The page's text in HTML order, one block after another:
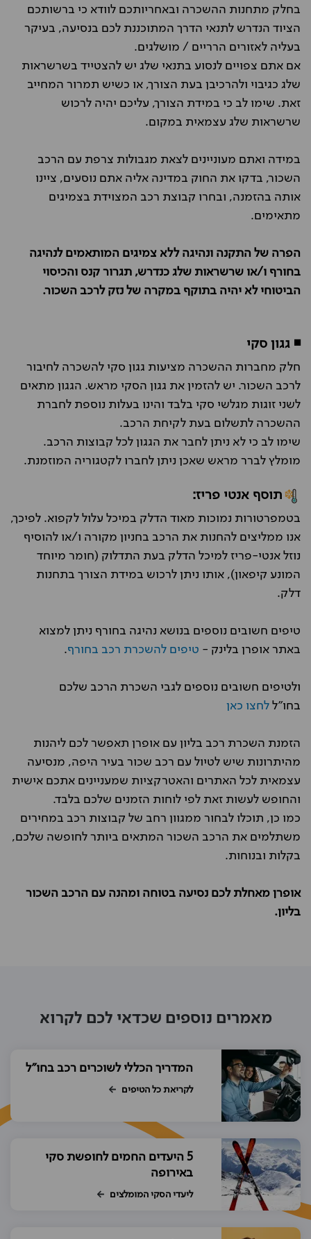
בחלק מתחנות ההשכרה ובאחריותכם לוודא כי ברשותכם
הציוד הנדרש לתנאי הדרך המתוכננת לכם בנסיעה, בעיקר
בעליה לאזורים הרריים / מושלגים.
אם אתם צפויים לנסוע בתנאי שלג יש להצטייד בשרשראות
שלג כגיבוי ולהרכיבן בעת הצורך, או כשיש תמרור המחייב
זאת. שימו לב כי במידת הצורך, עליכם יהיה לרכוש
שרשראות שלג עצמאית במקום.
במידה ואתם מעוניינים לצאת מגבולות צרפת עם הרכב
השכור, בדקו את החוק במדינה אליה אתם נוסעים, ציינו
אותה בהזמנה, ובחרו קבוצת רכב המצוידת בצמיגים
מתאימים.
הפרה של התקנה ונהיגה ללא צמיגים המותאמים לנהיגה
בחורף ו/או שרשראות שלג כנדרש, תגרור קנס והכיסוי
הביטוחי לא יהיה בתוקף במקרה של נזק לרכב השכור.
◾ גגון סקי
חלק מחברות ההשכרה מציעות גגון סקי להשכרה לחיבור
לרכב השכור. יש להזמין את גגון הסקי מראש. הגגון מתאים
לשני זוגות מגלשי סקי בלבד והינו בעלות נוספת לחברת
ההשכרה לתשלום בעת לקיחת הרכב.
שימו לב כי לא ניתן לחבר את הגגון לכל קבוצות הרכב.
מומלץ לברר מראש שאכן ניתן לחברו לקטגוריה המוזמנת.
תוסף אנטי פריז:
בטמפרטורות נמוכות מאוד הדלק במיכל עלול לקפוא. לפיכך,
אנו ממליצים להחנות את הרכב בחניון מקורה ו/או להוסיף
נוזל אנטי-פריז למיכל הדלק בעת התדלוק (חומר מיוחד
המונע קיפאון), אותו ניתן לרכוש במידת הצורך בתחנות
דלק.
טיפים חשובים נוספים בנושא נהיגה בחורף ניתן למצוא
באתר אופרן בלינק - טיפים להשכרת רכב בחורף.
ולטיפים חשובים נוספים לגבי השכרת הרכב שלכם
בחו"ל לחצו כאן
הזמנת השכרת רכב בליון עם אופרן תאפשר לכם ליהנות
מהיתרונות שיש לטיול עם רכב שכור בעיר היפה, מנסיעה
עצמאית לכל האתרים והאטרקציות שמעניינים אתכם אישית
והחופש לעשות זאת לפי לוחות הזמנים שלכם בלבד.
כמו כן, תוכלו לבחור ממגוון רחב של קבוצות רכב במחירים
משתלמים את הרכב השכור המתאים ביותר לחופשה שלכם,
בקלות ובנוחות.
אופרן מאחלת לכם נסיעה בטוחה ומהנה עם הרכב השכור
בליון.
מאמרים נוספים שכדאי לכם לקרוא
המדריך הכללי לשוכרים רכב בחו"ל
לקריאת כל הטיפים
5 היעדים החמים לחופשת סקי
באירופה
ליעדי הסקי המומלצים